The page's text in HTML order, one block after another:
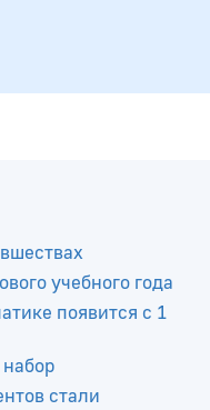
учебного года
появится с 1
стали